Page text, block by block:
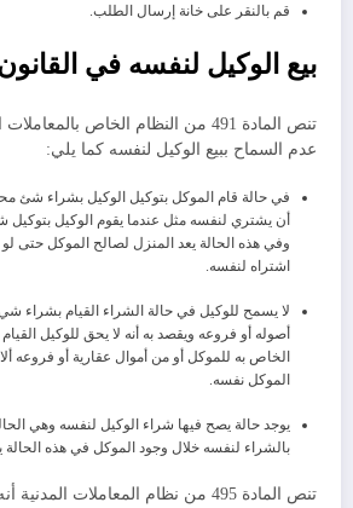
قم بالنقر على خانة إرسال الطلب.
بيع الوكيل لنفسه في
تنص المادة 491 من النظام الخاص
عدم السماح ببيع الوكيل لنفسه كما يلي:
في حالة قام الموكل بتوكيل الوكيل بشراء شئ
أن يشتري لنفسه مثل عندما يقوم الوكيل
وفي هذه الحالة يعد المنزل لصالح الموكل حتى لو
اشتراه لنفسه.
لا يسمح للوكيل في حالة الشراء القيام بشراء
أصوله أو فروعه ويقصد به أنه لا يحق للوكيل
الخاص به للموكل أو من أموال عقارية أو فروعه
الموكل نفسه.
يوجد حالة يصح فيها شراء الوكيل لنفسه وهي
بالشراء لنفسه خلال وجود الموكل في هذه الحالة
تنص المادة 495 من نظام المعاملات